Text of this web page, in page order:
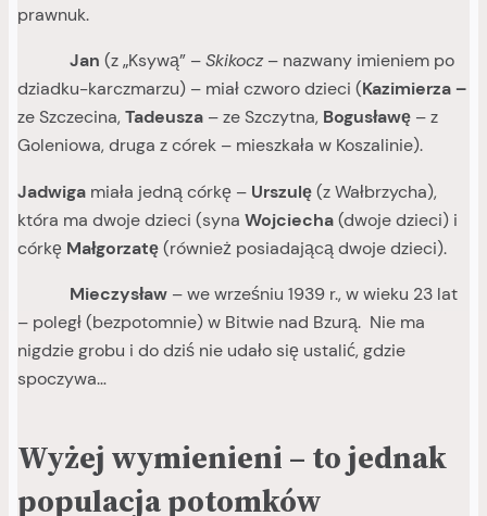
prawnuk.
Jan (z „Ksywą” –Skikocz– nazwany imieniem po
dziadku-karczmarzu) – miał czworo dzieci (Kazimierza –
ze Szczecina, Tadeusza – ze Szczytna, Bogusławę – z
Goleniowa, druga z córek – mieszkała w Koszalinie).
Jadwiga miała jedną córkę – Urszulę(z Wałbrzycha),
która ma dwoje dzieci (syna Wojciecha(dwoje dzieci) i
córkę Małgorzatę(również posiadającą dwoje dzieci).
Mieczysław – we wrześniu 1939 r., w wieku 23 lat
– poległ (bezpotomnie) w Bitwie nad Bzurą. Nie ma
nigdzie grobu i do dziś nie udało się ustalić, gdzie
spoczywa…
Wyżej wymienieni – to jednak
populacja potomków